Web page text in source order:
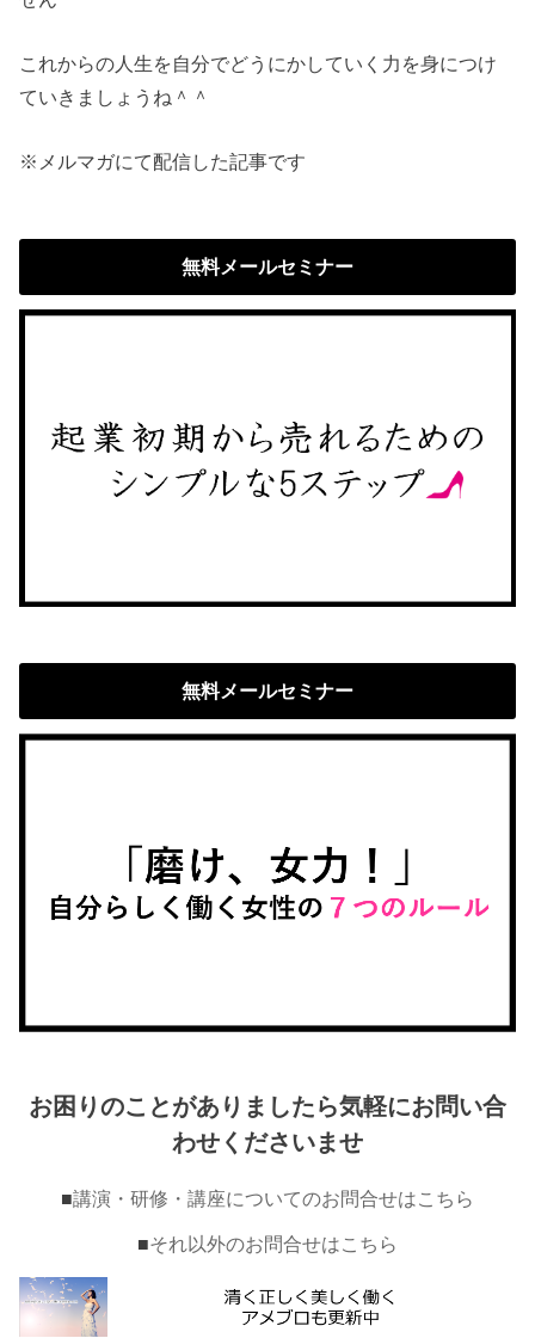
これからの人生を自分でどうにかしていく力を身につけ
ていきましょうね＾＾
※メルマガにて配信した記事です
無料メールセミナー
無料メールセミナー
お困りのことがありましたら気軽にお問い合
わせくださいませ
■講演・研修・講座についてのお問合せはこちら
■それ以外のお問合せはこちら